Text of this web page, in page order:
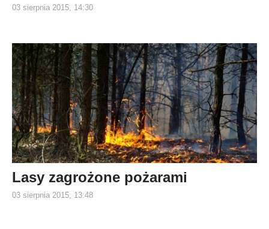
03 sierpnia 2015, 14:30
Lasy zagrożone pożarami
03 sierpnia 2015, 13:48